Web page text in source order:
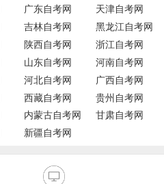
广东自考网
天津自考网
吉林自考网
黑龙江自考网
陕西自考网
浙江自考网
山东自考网
河南自考网
河北自考网
广西自考网
西藏自考网
贵州自考网
内蒙古自考网
甘肃自考网
新疆自考网